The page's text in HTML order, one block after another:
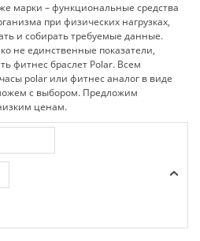
марки – функциональные средства
при физических нагрузках,
и собирать требуемые данные.
не единственные показатели,
фитнес браслет Polar. Всем
polar или фитнес аналог в виде
с выбором. Предложим
ценам.